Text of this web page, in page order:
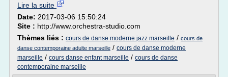
Lire la suite
Date: 2017-03-06 15:50:24
Site : http://www.orchestra-studio.com
Thèmes liés : cours de danse moderne jazz marseille / cours de
danse contemporaine adulte marseille / cours de danse moderne
marseille / cours danse enfant marseille / cours de danse
contemporaine marseille